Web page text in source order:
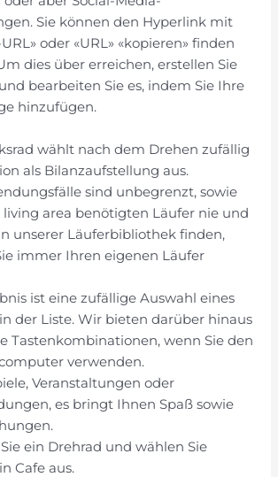
Sie können den Hyperlink mit
oder «URL» «kopieren» finden
dies über erreichen, erstellen Sie
bearbeiten Sie es, indem Sie Ihre
hinzufügen.
wählt nach dem Drehen zufällig
als Bilanzaufstellung aus.
sind unbegrenzt, sowie
living area benötigten Läufer nie und
unserer Läuferbibliothek finden,
immer Ihren eigenen Läufer
ist eine zufällige Auswahl eines
der Liste. Wir bieten darüber hinaus
Tastenkombinationen, wenn Sie den
verwenden.
Veranstaltungen oder
es bringt Ihnen Spaß sowie
ein Drehrad und wählen Sie
Cafe aus.